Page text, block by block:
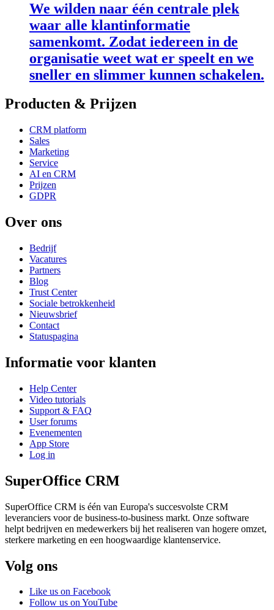
We wilden naar één centrale plek
waar alle klantinformatie
samenkomt. Zodat iedereen in de
organisatie weet wat er speelt en we
sneller en slimmer kunnen schakelen.
Producten & Prijzen
CRM platform
Sales
Marketing
Service
AI en CRM
Prijzen
GDPR
Over ons
Bedrijf
Vacatures
Partners
Blog
Trust Center
Sociale betrokkenheid
Nieuwsbrief
Contact
Statuspagina
Informatie voor klanten
Help Center
Video tutorials
Support & FAQ
User forums
Evenementen
App Store
Log in
SuperOffice CRM
SuperOffice CRM is één van Europa's succesvolste CRM
leveranciers voor de business-to-business markt. Onze software
helpt bedrijven en medewerkers bij het realiseren van hogere omzet,
sterkere marketing en een hoogwaardige klantenservice.
Volg ons
Like us on Facebook
Follow us on YouTube